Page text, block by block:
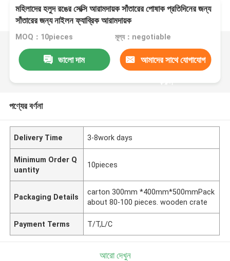
মহিলাদের হলুদ রঙের সেক্সি আরামদায়ক সাঁতারের পোষাক প্রতিদিনের জন্য
সাঁতারের জন্য নাইলন ফ্যাব্রিক আরামদায়ক
MOQ：10pieces মূল্য：negotiable
ভালো দাম আমাদের সাথে যোগাযোগ
করুন
পণ্যের বর্ণনা
Delivery Time 3-8work days
Minimum Order Q
uantity
10pieces
Packaging Details
carton 300mm *400mm*500mmPack
about 80-100 pieces. wooden crate
Payment Terms T/T,L/C
আরো দেখুন